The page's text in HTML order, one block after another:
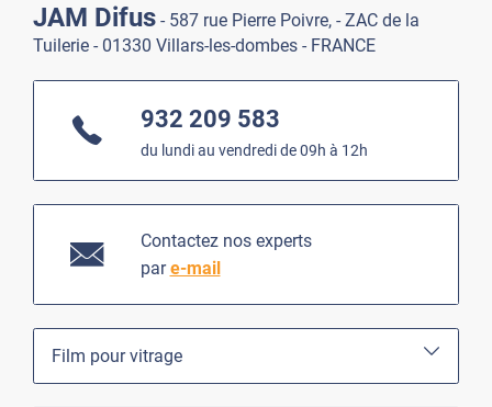
JAM Difus - 587 rue Pierre Poivre, - ZAC de la
Tuilerie - 01330 Villars-les-dombes - FRANCE
932 209 583
du lundi au vendredi de 09h à 12h
Contactez nos experts
pare-mail
Film pour vitrage